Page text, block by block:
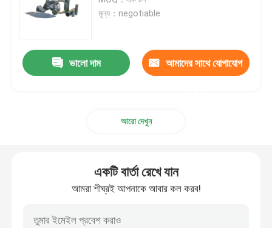
রোলার বল লেয়ার
ধাতব বন্ধনযুক্ত আবরণ
লেয়ারিং পরিমাপ যন্ত্র
মূল্য：negotiable
ভালো দাম আমাদের সাথে যোগাযোগ
আরো দেখুন
একটি বার্তা রেখে যান
আমরা শীঘ্রই আপনাকে আবার কল করব!